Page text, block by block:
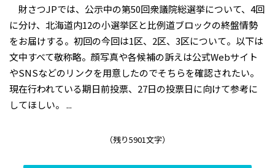
財さつJPでは、公示中の第50回衆議院総選挙について、4回
に分け、北海道内12の小選挙区と比例道ブロックの終盤情勢
をお届けする。初回の今回は1区、2区、3区について。以下は
文中すべて敬称略。顔写真や各候補の訴えは公式Webサイト
やSNSなどのリンクを用意したのでそちらを確認されたい。
現在行われている期日前投票、27日の投票日に向けて参考に
してほしい。 ...
（残り5901文字）